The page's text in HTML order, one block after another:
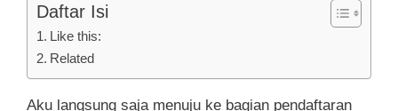
Daftar Isi
Like this:
Related
Aku langsung saja menuju ke bagian pendaftaran